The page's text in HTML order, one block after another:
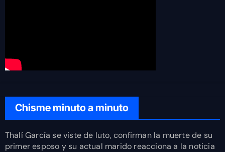
Chisme minuto a minuto
Thalí García se viste de luto, confirman la muerte de su
primer esposo y su actual marido reacciona a la noticia